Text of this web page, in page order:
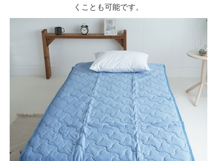
くことも可能です。